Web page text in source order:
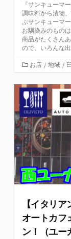
『サンキューマ
調味料から漬物
ぶサンキューマー
お馴染みのもの
商品がたくさん
ので、いろんな
カ
ゴ
リ
ー
お店 / 地域 /
【イタリ
オートカフ
ン！（ユー